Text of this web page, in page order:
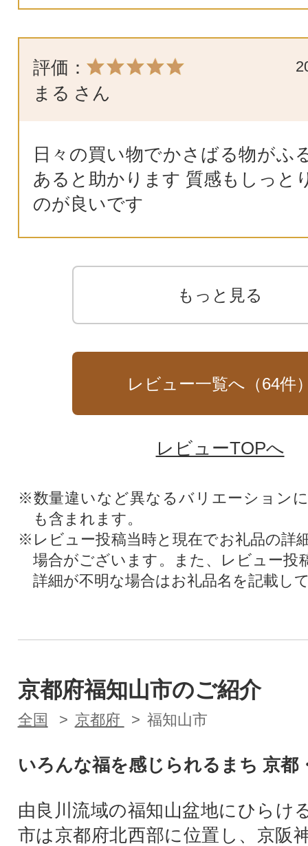
評価：
まる さん
日々の買い物でかさばる物がふ
あると助かります 質感もしっと
のが良いです
もっと見る
レビュー一覧へ（64件
レビューTOPへ
※数量違いなど異なるバリエーション
も含まれます。
※レビュー投稿当時と現在でお礼品の詳
場合がございます。また、レビュー投
詳細が不明な場合はお礼品名を記載し
京都府福知山市のご紹介
全国 京都府 福知山市
いろんな福を感じられるまち 京都
由良川流域の福知山盆地にひらけ
市は京都府北西部に位置し、京阪